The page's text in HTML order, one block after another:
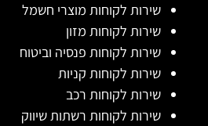
שירות לקוחות מוצרי חשמל
שירות לקוחות מזון
שירות לקוחות פנסיה וביטוח
שירות לקוחות קניות
שירות לקוחות רכב
שירות לקוחות רשתות שיווק